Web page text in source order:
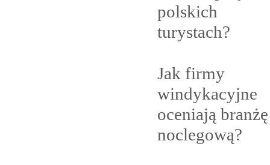
polskich
turystach?
Jak firmy
windykacyjne
oceniają branżę
noclegową?